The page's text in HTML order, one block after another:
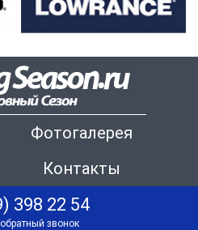
Фотогалерея
Контакты
398 22 54
звонок